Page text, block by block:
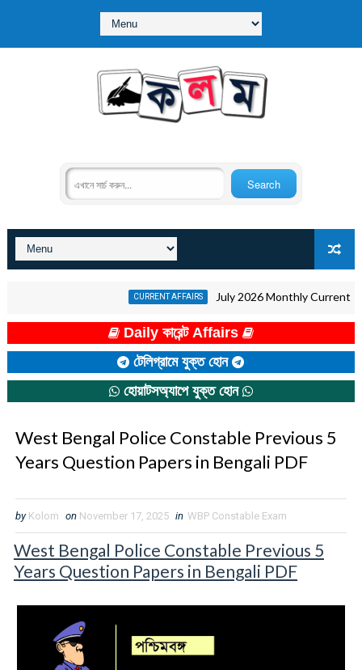
CURRENT AFFAIRS July 2026 Monthly Current Affairs in
Daily কারেন্ট Affairs
টেলিগ্রামে যুক্ত হোন
হোয়াটসঅ্যাপে যুক্ত হোন
West Bengal Police Constable Previous 5
Years Question Papers in Bengali PDF
by Kolom on November 17, 2025 in WBP Constable Exam
West Bengal Police Constable Previous 5
Years Question Papers in Bengali PDF